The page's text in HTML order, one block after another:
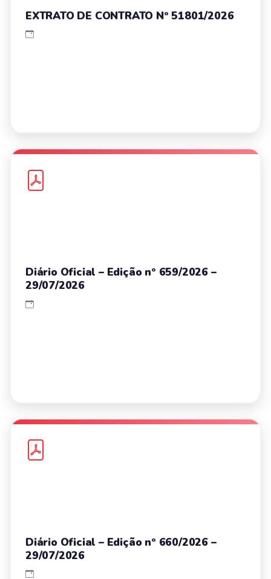
EXTRATO DE CONTRATO Nº 51801/2026
Diário Oficial – Edição nº 659/2026 –
29/07/2026
Diário Oficial – Edição nº 660/2026 –
29/07/2026